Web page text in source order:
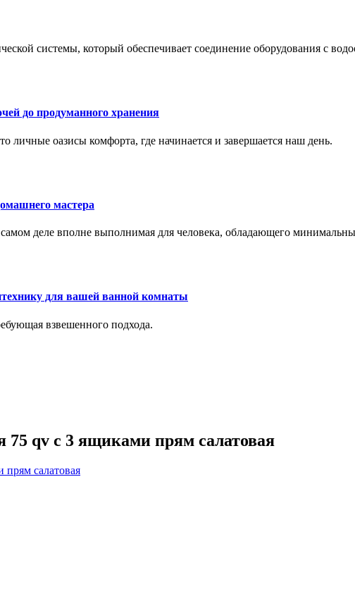
системы, который обеспечивает соединение оборудования с
до продуманного хранения
личные оазисы комфорта, где начинается и завершается наш день.
мастера
деле вполне выполнимая для человека, обладающего
для вашей ванной комнаты
взвешенного подхода.
qv с 3 ящиками прям салатовая